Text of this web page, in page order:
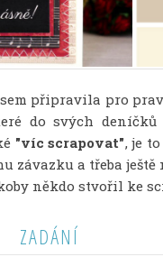
připravila pro
do svých deníčků
"víc scrapovat", je
závazku a třeba
někdo stvořil ke
ZADÁNÍ